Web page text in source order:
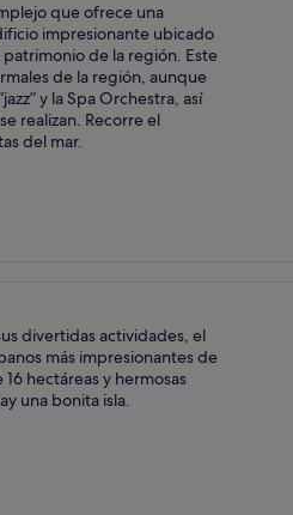
que ofrece una
impresionante ubicado
de la región. Este
de la región, aunque
y la Spa Orchestra, así
realizan. Recorre el
del mar.
divertidas actividades, el
más impresionantes de
hectáreas y hermosas
una bonita isla.